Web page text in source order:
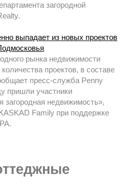
загородной
выпадает из новых проектов
рынка недвижимости
проектов, в составе
пресс-служба Penny
пришли участники
недвижимость»,
Family при поддержке